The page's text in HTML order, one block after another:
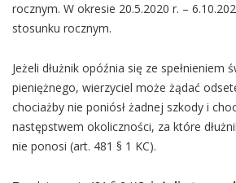
rocznym. W okresie 20.5.2020 r. –
stosunku rocznym.
Jeżeli dłużnik opóźnia się ze spełnieniem
pieniężnego, wierzyciel może żądać
chociażby nie poniósł żadnej szkody i
następstwem okoliczności, za które
nie ponosi (art. 481 § 1 KC).